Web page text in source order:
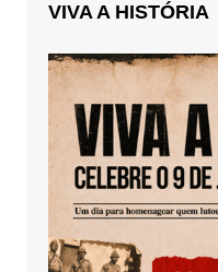
VIVA A HISTÓRIA